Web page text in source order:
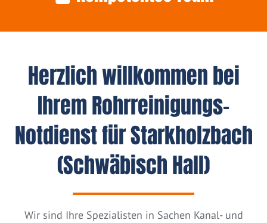
Herzlich willkommen bei
Ihrem Rohrreinigungs-
Notdienst für Starkholzbach
(Schwäbisch Hall)
Wir sind Ihre Spezialisten in Sachen Kanal- und